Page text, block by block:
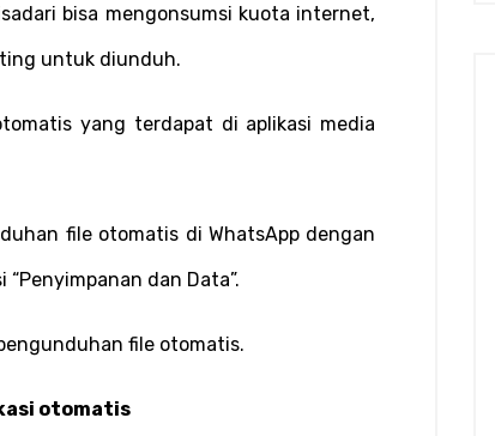
bisa mengonsumsi kuota internet,
untuk diunduh.
yang terdapat di aplikasi media
file otomatis di WhatsApp dengan
“Penyimpanan dan Data”.
file otomatis.
otomatis